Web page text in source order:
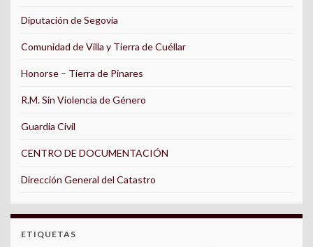
Diputación de Segovia
Comunidad de Villa y Tierra de Cuéllar
Honorse – Tierra de Pinares
R.M. Sin Violencia de Género
Guardia Civil
CENTRO DE DOCUMENTACIÓN
Dirección General del Catastro
ETIQUETAS